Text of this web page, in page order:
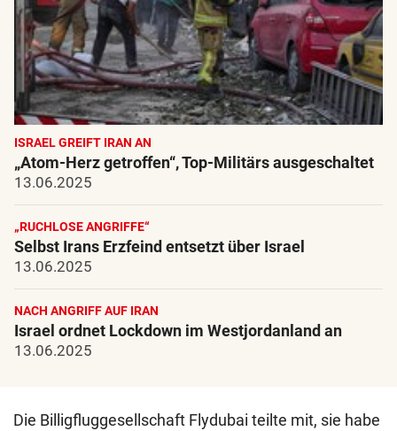
ISRAEL GREIFT IRAN AN
„Atom-Herz getroffen“, Top-Militärs ausgeschaltet
13.06.2025
„RUCHLOSE ANGRIFFE“
Selbst Irans Erzfeind entsetzt über Israel
13.06.2025
NACH ANGRIFF AUF IRAN
Israel ordnet Lockdown im Westjordanland an
13.06.2025
Die Billigfluggesellschaft Flydubai teilte mit, sie habe